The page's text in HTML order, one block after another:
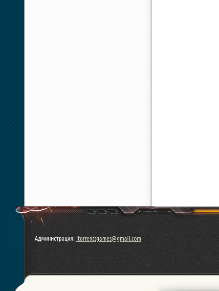
Администрация: itorrentsgames@gmail.com